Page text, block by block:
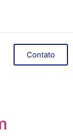
Contato